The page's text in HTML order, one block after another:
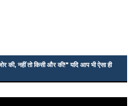
नहीं तो किसी और की!" यदि आप भी ऐसा ही